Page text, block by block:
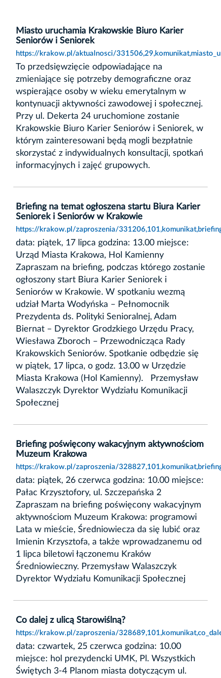
Miasto uruchamia Krakowskie Biuro Karier
Seniorów i Seniorek
https://krakow.pl/aktualnosci/
To przedsięwzięcie odpowiadające na
zmieniające się potrzeby demograficzne oraz
wspierające osoby w wieku emerytalnym w
kontynuacji aktywności zawodowej i społecznej.
Przy ul. Dekerta 24 uruchomione zostanie
Krakowskie Biuro Karier Seniorów i Seniorek, w
którym zainteresowani będą mogli bezpłatnie
skorzystać z indywidualnych konsultacji, spotkań
informacyjnych i zajęć grupowych.
Briefing na temat ogłoszena startu Biura Karier
Seniorek i Seniorów w Krakowie
https://krakow.pl/zaproszenia/
data: piątek, 17 lipca godzina: 13.00 miejsce:
Urząd Miasta Krakowa, Hol Kamienny
Zapraszam na briefing, podczas którego zostanie
ogłoszony start Biura Karier Seniorek i
Seniorów w Krakowie. W spotkaniu wezmą
udział Marta Wodyńska – Pełnomocnik
Prezydenta ds. Polityki Senioralnej, Adam
Biernat – Dyrektor Grodzkiego Urzędu Pracy,
Wiesława Zboroch – Przewodnicząca Rady
Krakowskich Seniorów. Spotkanie odbędzie się
w piątek, 17 lipca, o godz. 13.00 w Urzędzie
Miasta Krakowa (Hol Kamienny). Przemysław
Walaszczyk Dyrektor Wydziału Komunikacji
Społecznej
Briefing poświęcony wakacyjnym aktywnościom
Muzeum Krakowa
https://krakow.pl/zaproszenia/
data: piątek, 26 czerwca godzina: 10.00 miejsce:
Pałac Krzysztofory, ul. Szczepańska 2
Zapraszam na briefing poświęcony wakacyjnym
aktywnościom Muzeum Krakowa: programowi
Lata w mieście, Średniowiecza da się lubić oraz
Imienin Krzysztofa, a także wprowadzanemu od
1 lipca biletowi łączonemu Kraków
Średniowieczny. Przemysław Walaszczyk
Dyrektor Wydziału Komunikacji Społecznej
Co dalej z ulicą Starowiślną?
https://krakow.pl/zaproszenia/
data: czwartek, 25 czerwca godzina: 10.00
miejsce: hol prezydencki UMK, Pl. Wszystkich
Świętych 3-4 Planom miasta dotyczącym ul.